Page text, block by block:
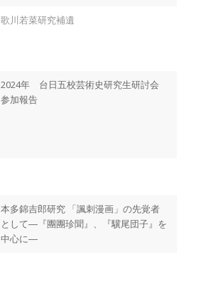
歌川若菜研究補遺
2024年 台日五校芸術史研究生研討会
参加報告
本多錦吉郎研究 「諷刺漫画」の先覚者
として―『團團珍聞』、『驥尾団子』を
中心に―